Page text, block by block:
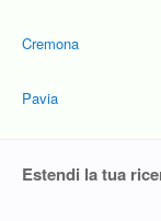
Cremona
Pavia
Estendi la tua